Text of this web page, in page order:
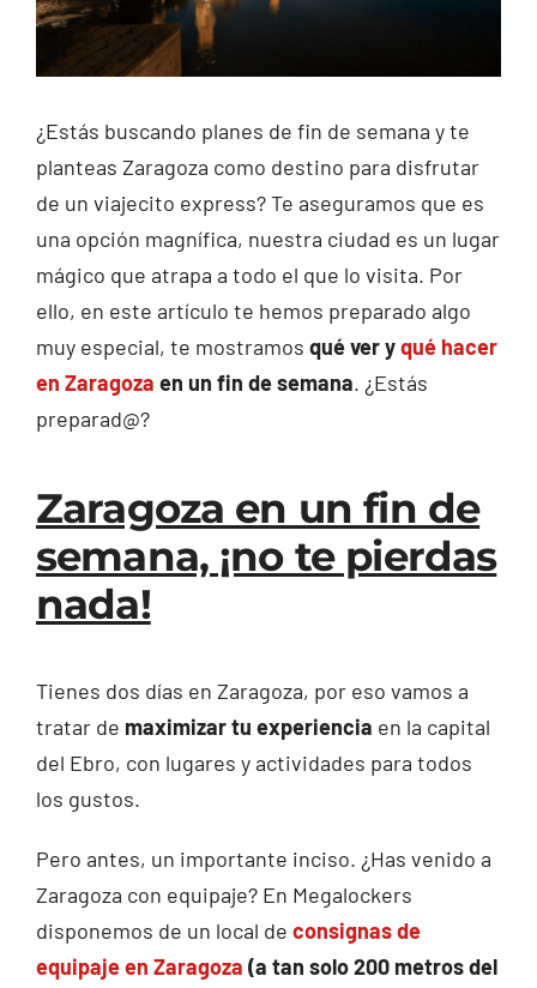
¿Estás buscando planes de fin de semana y te
planteas Zaragoza como destino para disfrutar
de un viajecito express? Te aseguramos que es
una opción magnífica, nuestra ciudad es un lugar
mágico que atrapa a todo el que lo visita. Por
ello, en este artículo te hemos preparado algo
muy especial, te mostramos qué ver yqué hacer
en Zaragoza en un fin de semana. ¿Estás
preparad@?
Zaragoza en un fin de
semana, ¡no te pierdas
nada!
Tienes dos días en Zaragoza, por eso vamos a
tratar de maximizar tu experiencia en la capital
del Ebro, con lugares y actividades para todos
los gustos.
Pero antes, un importante inciso. ¿Has venido a
Zaragoza con equipaje? En Megalockers
disponemos de un local de consignas de
equipaje en Zaragoza (a tan solo 200 metros del